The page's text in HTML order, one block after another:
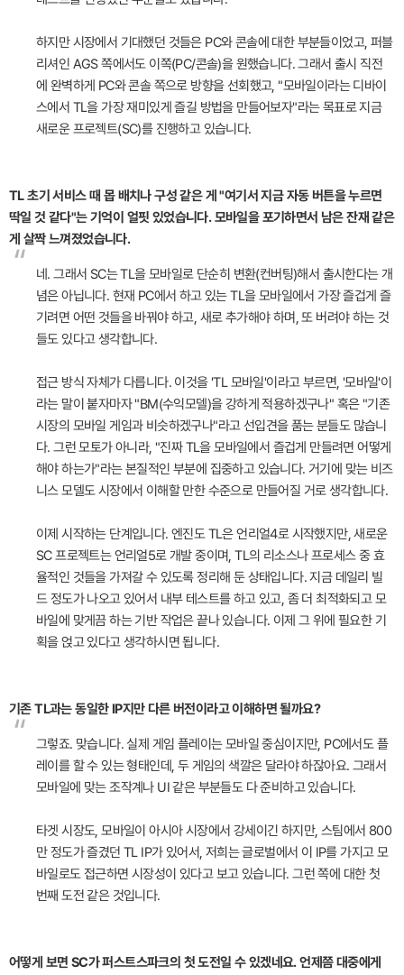
하지만 시장에서 기대했던 것들은 PC와 콘솔에 대한 부분들이었고, 퍼블
리셔인 AGS 쪽에서도 이쪽(PC/콘솔)을 원했습니다. 그래서 출시 직전
에 완벽하게 PC와 콘솔 쪽으로 방향을 선회했고, "모바일이라는 디바이
스에서 TL을 가장 재미있게 즐길 방법을 만들어보자"라는 목표로 지금
새로운 프로젝트(SC)를 진행하고 있습니다.
TL 초기 서비스 때 몹 배치나 구성 같은 게 "여기서 지금 자동 버튼을 누르면
딱일 것 같다"는 기억이 얼핏 있었습니다. 모바일을 포기하면서 남은 잔재 같은
게 살짝 느껴졌었습니다.
“
네. 그래서 SC는 TL을 모바일로 단순히 변환(컨버팅)해서 출시한다는 개
념은 아닙니다. 현재 PC에서 하고 있는 TL을 모바일에서 가장 즐겁게 즐
기려면 어떤 것들을 바꿔야 하고, 새로 추가해야 하며, 또 버려야 하는 것
들도 있다고 생각합니다.
접근 방식 자체가 다릅니다. 이것을 'TL 모바일'이라고 부르면, '모바일'이
라는 말이 붙자마자 "BM(수익모델)을 강하게 적용하겠구나" 혹은 "기존
시장의 모바일 게임과 비슷하겠구나"라고 선입견을 품는 분들도 많습니
다. 그런 모토가 아니라, "진짜 TL을 모바일에서 즐겁게 만들려면 어떻게
해야 하는가"라는 본질적인 부분에 집중하고 있습니다. 거기에 맞는 비즈
니스 모델도 시장에서 이해할 만한 수준으로 만들어질 거로 생각합니다.
이제 시작하는 단계입니다. 엔진도 TL은 언리얼4로 시작했지만, 새로운
SC 프로젝트는 언리얼5로 개발 중이며, TL의 리소스나 프로세스 중 효
율적인 것들을 가져갈 수 있도록 정리해 둔 상태입니다. 지금 데일리 빌
드 정도가 나오고 있어서 내부 테스트를 하고 있고, 좀 더 최적화되고 모
바일에 맞게끔 하는 기반 작업은 끝나 있습니다. 이제 그 위에 필요한 기
획을 얹고 있다고 생각하시면 됩니다.
기존 TL과는 동일한 IP지만 다른 버전이라고 이해하면 될까요?
“
그렇죠. 맞습니다. 실제 게임 플레이는 모바일 중심이지만, PC에서도 플
레이를 할 수 있는 형태인데, 두 게임의 색깔은 달라야 하잖아요. 그래서
모바일에 맞는 조작계나 UI 같은 부분들도 다 준비하고 있습니다.
타겟 시장도, 모바일이 아시아 시장에서 강세이긴 하지만, 스팀에서 800
만 정도가 즐겼던 TL IP가 있어서, 저희는 글로벌에서 이 IP를 가지고 모
바일로도 접근하면 시장성이 있다고 보고 있습니다. 그런 쪽에 대한 첫
번째 도전 같은 것입니다.
어떻게 보면 SC가 퍼스트스파크의 첫 도전일 수 있겠네요. 언제쯤 대중에게